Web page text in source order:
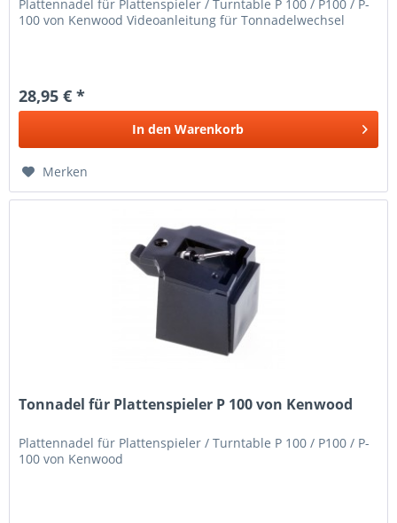
Plattennadel für Plattenspieler / Turntable P 100 / P100 / P-
100 von Kenwood Videoanleitung für Tonnadelwechsel
28,95 € *
In den Warenkorb
Merken
Tonnadel für Plattenspieler P 100 von Kenwood
Plattennadel für Plattenspieler / Turntable P 100 / P100 / P-
100 von Kenwood